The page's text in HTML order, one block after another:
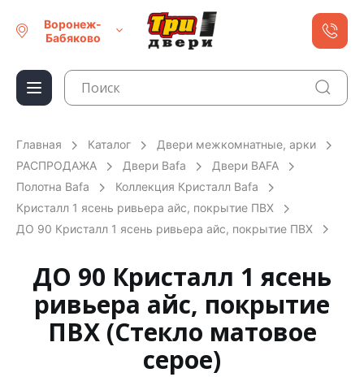
Воронеж-
Бабяково
Главная Каталог
Двери межкомнатные, арки
РАСПРОДАЖА
Двери Bafa
Двери BAFA
Полотна Bafa
Коллекция Кристалл Bafa
Кристалл 1 ясень ривьера айс, покрытие ПВХ
ДО 90 Кристалл 1 ясень ривьера айс, покрытие ПВХ
ДО 90 Кристалл 1 ясень
ривьера айс, покрытие
ПВХ (Стекло матовое
серое)